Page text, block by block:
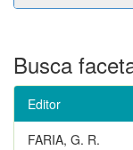
Busca
Editor
FARIA, G. R.